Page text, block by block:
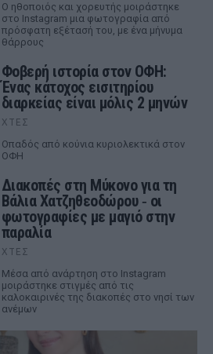
Ο ηθοποιός και χορευτής μοιράστηκε
στο Instagram μια φωτογραφία από
πρόσφατη εξέτασή του, με ένα μήνυμα
θάρρους
Φοβερή ιστορία στον ΟΦΗ:
Ένας κάτοχος εισιτηρίου
διαρκείας είναι μόλις 2 μηνών
ΧΤΕΣ
Οπαδός από κούνια κυριολεκτικά στον
ΟΦΗ
Διακοπές στη Μύκονο για τη
Βάλια Χατζηθεοδώρου ‑ οι
φωτογραφίες με μαγιό στην
παραλία
ΧΤΕΣ
Μέσα από ανάρτηση στο Instagram
μοιράστηκε στιγμές από τις
καλοκαιρινές της διακοπές στο νησί των
ανέμων